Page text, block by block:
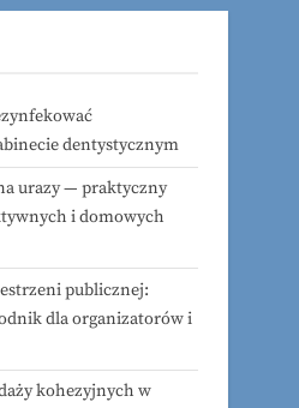
dentystycznym
urazy — praktyczny
i domowych
publicznej:
dla organizatorów i
kohezyjnych w